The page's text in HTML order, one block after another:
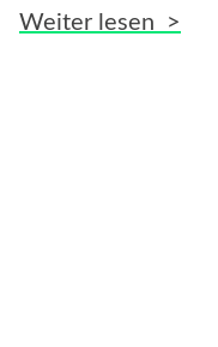
Weiter lesen